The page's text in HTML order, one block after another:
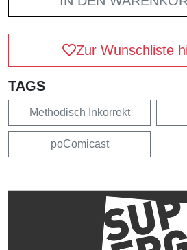
Zur Wunschliste
TAGS
Methodisch Inkorrekt
poComicast